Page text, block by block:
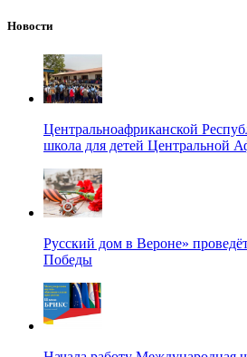
Новости
Центральноафриканской
школа для детей Центральной
Русский дом в Вероне»
Победы